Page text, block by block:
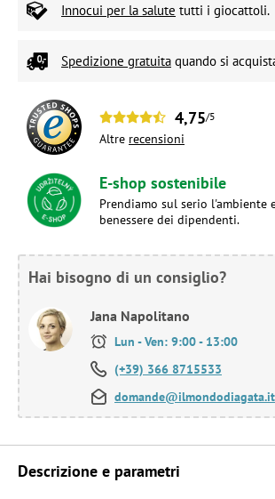
Innocui per la salute tutti i giocattoli.
Spedizione gratuita quando si
4,75/5
Altre recensioni
E-shop sostenibile
Prendiamo sul serio l'ambiente
benessere dei dipendenti.
Hai bisogno di un consiglio?
Jana Napolitano
Lun - Ven: 9:00 - 13:00
(+39) 366 8715533
domande@ilmondodiagata.it
Descrizione e parametri